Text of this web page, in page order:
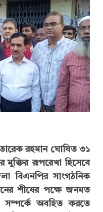
তারেক রহমান ঘোষিত ৩১
মুক্তির রূপরেখা হিসেবে
বিএনপির সাংগঠনিক
শীষের পক্ষে জনমত
অবহিত করতে